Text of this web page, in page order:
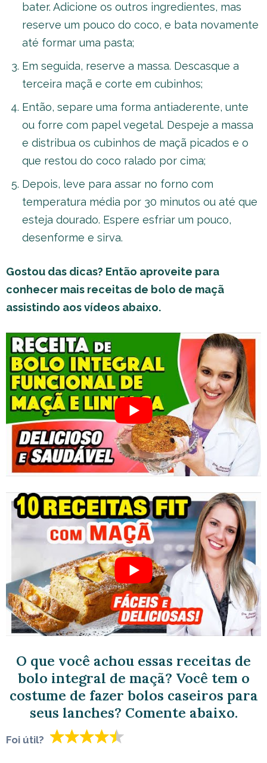
bater. Adicione os outros ingredientes, mas
reserve um pouco do coco, e bata novamente
até formar uma pasta;
Em seguida, reserve a massa. Descasque a
terceira maçã e corte em cubinhos;
Então, separe uma forma antiaderente, unte
ou forre com papel vegetal. Despeje a massa
e distribua os cubinhos de maçã picados e o
que restou do coco ralado por cima;
Depois, leve para assar no forno com
temperatura média por 30 minutos ou até que
esteja dourado. Espere esfriar um pouco,
desenforme e sirva.
Gostou das dicas? Então aproveite para
conhecer mais receitas de bolo de maçã
assistindo aos vídeos abaixo.
O que você achou essas receitas de
bolo integral de maçã? Você tem o
costume de fazer bolos caseiros para
seus lanches? Comente abaixo.
Foi útil?